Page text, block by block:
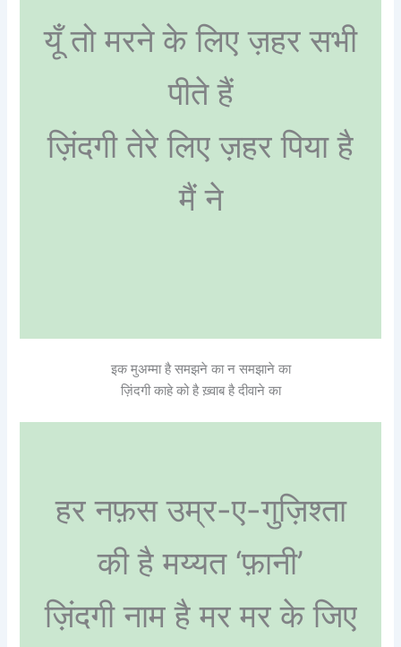
यूँ तो मरने के लिए ज़हर सभी
पीते हैं
ज़िंदगी तेरे लिए ज़हर पिया है
मैं ने
इक मुअम्मा है समझने का न समझाने का
ज़िंदगी काहे को है ख़्वाब है दीवाने का
हर नफ़स उम्र-ए-गुज़िश्ता
की है मय्यत ‘फ़ानी’
ज़िंदगी नाम है मर मर के जिए